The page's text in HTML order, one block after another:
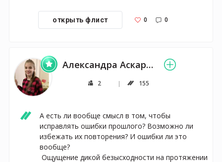
открыть флист 0 0
Александра Аскарова
2 155
А есть ли вообще смысл в том, чтобы
исправлять ошибки прошлого? Возможно ли
избежать их повторения? И ошибки ли это
вообще?